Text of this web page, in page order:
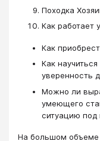
Походка
Как работает
Как
Как
уверенность
Можно ли
умеющего
ситуацию под
На большом объеме